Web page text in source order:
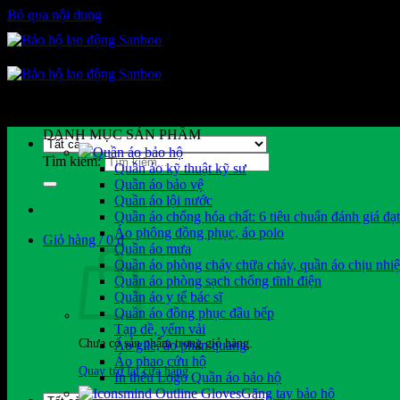
Bỏ qua nội dung
Tìm kiếm:
Giỏ hàng /0₫
Chưa có sản phẩm trong giỏ hàng.
Quay trở lại cửa hàng
DANH MỤC SẢN PHẨM
Quần áo bảo hộ
Quần áo kỹ thuật kỹ sư
Quần áo bảo vệ
Quần áo lội nước
Quần áo chống hóa chất: 6 tiêu chuẩn đánh giá
Áo phông đồng phục, áo polo
Quần áo mưa
Quần áo phòng cháy chữa cháy, quần áo chịu
Quần áo phòng sạch chống tĩnh điện
Quần áo y tế bác sĩ
Quần áo đồng phục đầu bếp
Tạp dề, yếm vải
Áo gile, áo phản quang
Áo phao cứu hộ
In thêu Logo Quần áo bảo hộ
Găng tay bảo hộ